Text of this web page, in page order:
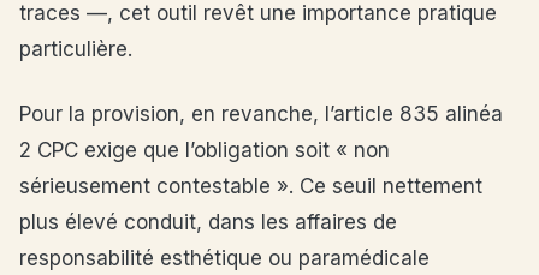
traces —, cet outil revêt une importance pratique
particulière.
Pour la provision, en revanche, l’article 835 alinéa
2 CPC exige que l’obligation soit « non
sérieusement contestable ». Ce seuil nettement
plus élevé conduit, dans les affaires de
responsabilité esthétique ou paramédicale